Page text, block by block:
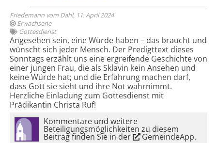
Friedemann vom Dahl, 11. April 2024
Erwachsene
Gottesdienst
Angesehen sein, eine Würde haben – das braucht und
wünscht sich jeder Mensch. Der Predigttext dieses
Sonntags erzählt uns eine ergreifende Geschichte von
einer jungen Frau, die als Sklavin kein Ansehen und
keine Würde hat; und die Erfahrung machen darf,
dass Gott sie sieht und ihre Not wahrnimmt.
Herzliche Einladung zum Gottesdienst mit
Prädikantin Christa Ruf!
Kommentare und weitere
Beteiligungsmöglichkeiten zu diesem
Beitrag finden Sie in der GemeindeApp.